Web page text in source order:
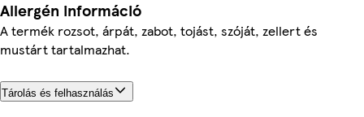
Allergén információ
A termék rozsot, árpát, zabot, tojást, szóját, zellert és
mustárt tartalmazhat.
Tárolás és felhasználás